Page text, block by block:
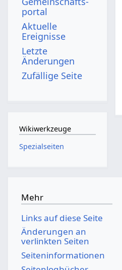
portal
Aktuelle
Ereignisse
Letzte
Änderungen
Zufällige Seite
Wikiwerkzeuge
Spezialseiten
Mehr
Links auf diese Seite
Änderungen an
verlinkten Seiten
Seiten­­informationen